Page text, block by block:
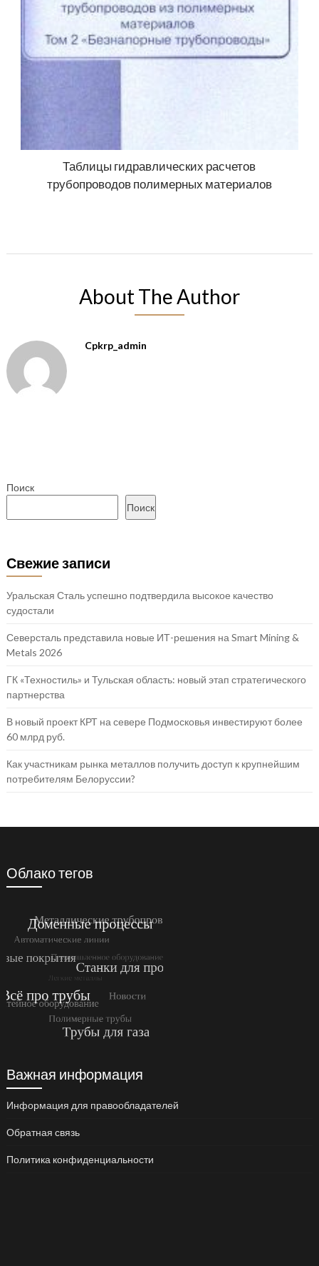
Таблицы гидравлических расчетов
трубопроводов полимерных материалов
About The Author
Cpkrp_admin
Поиск
Поиск
Свежие записи
Уральская Сталь успешно подтвердила высокое качество
судостали
Северсталь представила новые ИТ-решения на Smart Mining &
Metals 2026
ГК «Техностиль» и Тульская область: новый этап стратегического
партнерства
В новый проект КРТ на севере Подмосковья инвестируют более
60 млрд руб.
Как участникам рынка металлов получить доступ к крупнейшим
потребителям Белоруссии?
Облако тегов
Важная информация
Информация для правообладателей
Обратная связь
Политика конфиденциальности